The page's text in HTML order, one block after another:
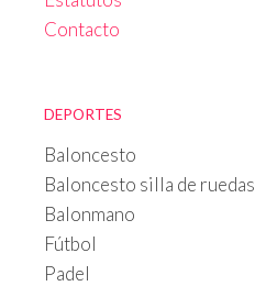
Contacto
DEPORTES
Baloncesto
Baloncesto silla de ruedas
Balonmano
Fútbol
Padel